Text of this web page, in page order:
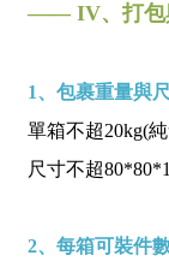
—— IV、打包
1、包裹重量與
單箱不超20kg(
尺寸不超
2、每箱可裝件